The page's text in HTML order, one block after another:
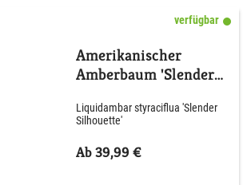
verfügbar
Amerikanischer
Amberbaum 'Slender
Liquidambar styraciflua 'Slender
Silhouette'
Ab 39,99 €